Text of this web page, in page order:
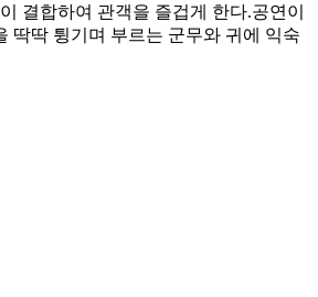
결합하여 관객을 즐겁게 한다.공연이
딱딱 튕기며 부르는 군무와 귀에 익숙